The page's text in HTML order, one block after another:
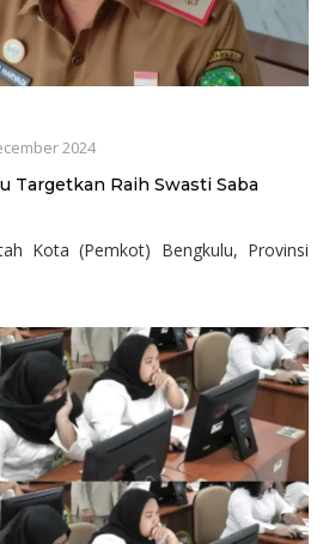
2024
Targetkan Raih Swasti Saba
Kota (Pemkot) Bengkulu, Provinsi